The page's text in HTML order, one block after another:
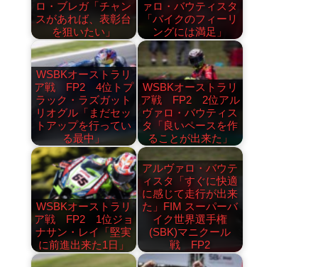
ロ・ブレガ「チャン
スがあれば、表彰台
を狙いたい」
ァロ・バウティスタ
「バイクのフィーリ
ングには満足」
WSBKオーストラリ
ア戦 FP2 4位トプ
ラック・ラズガット
リオグル「まだセッ
トアップを行ってい
る最中」
WSBKオーストラリ
ア戦 FP2 2位アル
ヴァロ・バウティス
タ「良いペースを作
ることが出来た」
WSBKオーストラリ
ア戦 FP2 1位ジョ
ナサン・レイ「堅実
に前進出来た1日」
アルヴァロ・バウテ
ィスタ「すぐに快適
に感じて走行が出来
た」FIM スーパーバ
イク世界選手権
(SBK)マニクール
戦 FP2